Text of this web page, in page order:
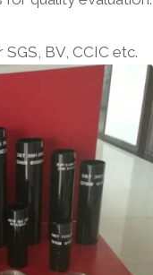
BV, CCIC etc.